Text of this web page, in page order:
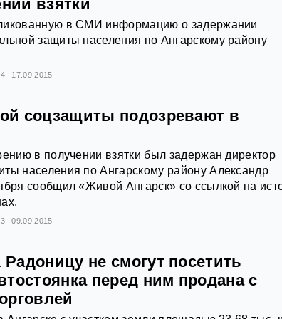
взятки
в СМИ информацию о задержании
защиты населения по Ангарскому району
17.09.2015
соцзащиты подозревают в
в получении взятки был задержан директор
населения по Ангарскому району Александр
сообщил «Живой Ангарск» со ссылкой на
09.09.2015
не смогут посетить
перед ним продана с